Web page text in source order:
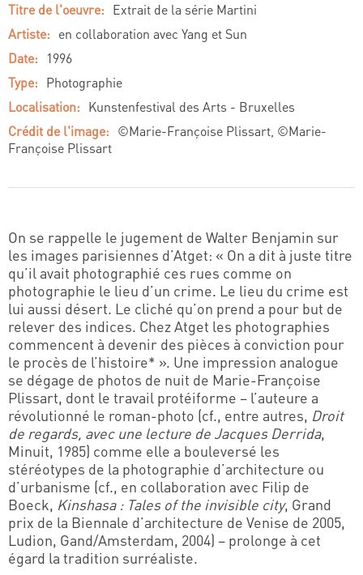
Titre de l'oeuvre: Extrait de la série Martini
Artiste: en collaboration avec Yang et Sun
Date:
1996
Type: Photographie
Localisation: Kunstenfestival des Arts - Bruxelles
Crédit de l'image: ©Marie-Françoise Plissart, ©Marie-
Françoise Plissart
On se rappelle le jugement de Walter Benjamin sur
les images parisiennes d’Atget: « On a dit à juste titre
qu’il avait photographié ces rues comme on
photographie le lieu d’un crime. Le lieu du crime est
lui aussi désert. Le cliché qu’on prend a pour but de
relever des indices. Chez Atget les photographies
commencent à devenir des pièces à conviction pour
le procès de l’histoire* ». Une impression analogue
se dégage de photos de nuit de Marie-Françoise
Plissart, dont le travail protéiforme – l’auteure a
révolutionné le roman-photo (cf., entre autres, Droit
de regards, avec une lecture de Jacques Derrida,
Minuit, 1985) comme elle a bouleversé les
stéréotypes de la photographie d’architecture ou
d’urbanisme (cf., en collaboration avec Filip de
Boeck, Kinshasa : Tales of the invisible city, Grand
prix de la Biennale d’architecture de Venise de 2005,
Ludion, Gand/Amsterdam, 2004) – prolonge à cet
égard la tradition surréaliste.